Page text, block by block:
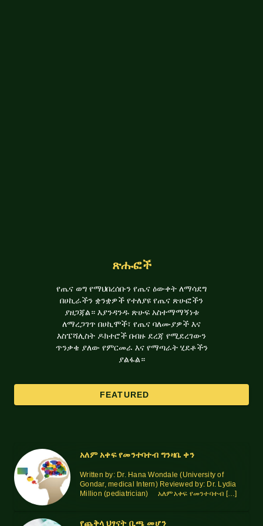
Ethio Health Exhibition &
Congress
Yetena Weg will be participating in the 9th Ethio
consecutive year! Mark your calendars for
ጽሑፎች
የጤና ወግ የማህበረሰቡን የጤና ዕውቀት ለማሳደግ
በሀኪራችን ቋንቋዎች የተለያዩ የጤና ጽሁፎችን
ያዘጋጃል። እያንዳንዱ ጽሁፍ አስተማማኝነቱ
ለማረጋገጥ በሀኪሞች፣ የጤና ባለሙያዎች እና
እስፔሻሊስት ዶክተሮች በብዙ ደረጃ የሚደረገውን
ጥንቃቄ ያለው የምርመራ እና የማጣራት ሂደቶችን
ያልፋል።
FEATURED
አለም አቀፍ የመንተባተብ ግንዛቤ ቀን
Written by: Dr. Hana Wondale (University of
Gondar, medical Intern) Reviewed by: Dr. Lydia
Million (pediatrician) አለምአቀፍ የመንተባተብ […]
የጨቅላ ህፃናት ቢጫ መሆን